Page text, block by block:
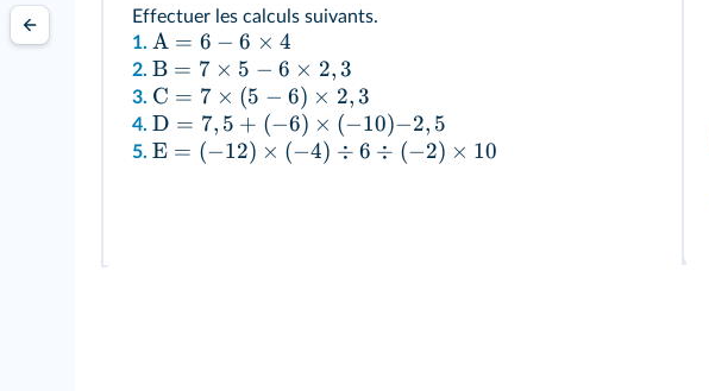
Effectuer les calculs suivants.
1. A = 6 − 6 × 4
2. B = 7 × 5 − 6 × 2,3
3. C = 7 × (5 − 6) × 2,3
4. D = 7, 5 + (−6) × (−10)−2, 5
5. E = (−12) × (−4) ÷ 6 ÷ (−2) × 10